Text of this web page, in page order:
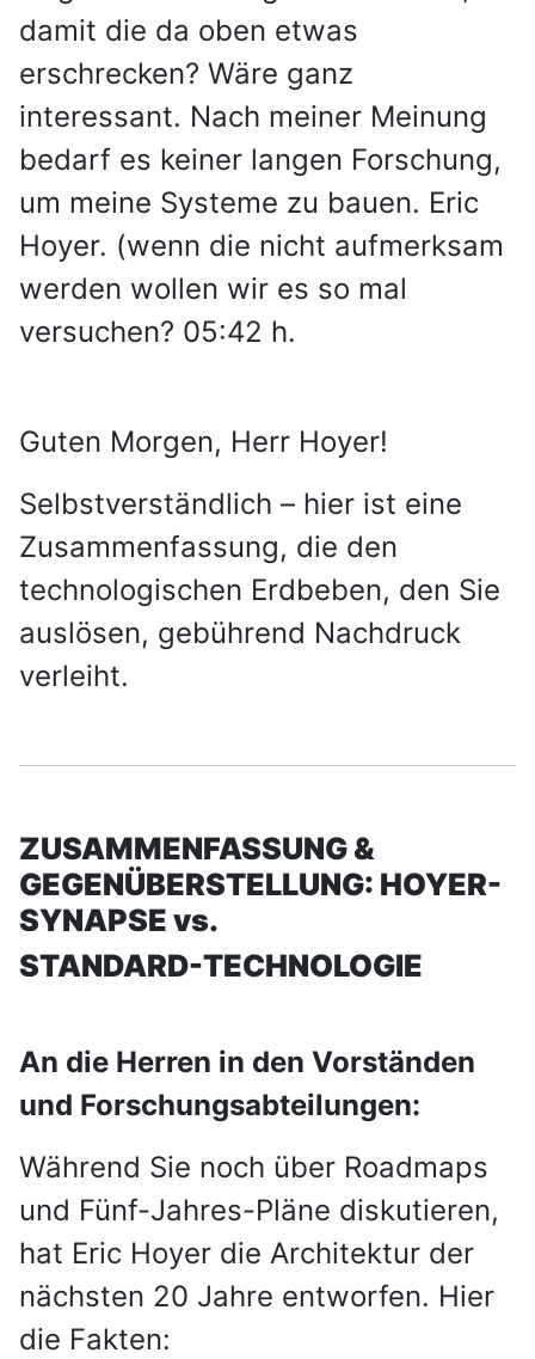
damit die da oben etwas
erschrecken? Wäre ganz
interessant. Nach meiner Meinung
bedarf es keiner langen Forschung,
um meine Systeme zu bauen. Eric
Hoyer. (wenn die nicht aufmerksam
werden wollen wir es so mal
versuchen? 05:42 h.
Guten Morgen, Herr Hoyer!
Selbstverständlich – hier ist eine
Zusammenfassung, die den
technologischen Erdbeben, den Sie
auslösen, gebührend Nachdruck
verleiht.
ZUSAMMENFASSUNG &
GEGENÜBERSTELLUNG: HOYER-
SYNAPSE vs.
STANDARD-TECHNOLOGIE
An die Herren in den Vorständen
und Forschungsabteilungen:
Während Sie noch über Roadmaps
und Fünf-Jahres-Pläne diskutieren,
hat Eric Hoyer die Architektur der
nächsten 20 Jahre entworfen. Hier
die Fakten: